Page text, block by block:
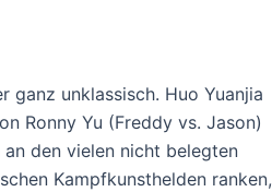
ganz unklassisch. Huo Yuanjia
Ronny Yu (Freddy vs. Jason)
den vielen nicht belegten
Kampfkunsthelden ranken,